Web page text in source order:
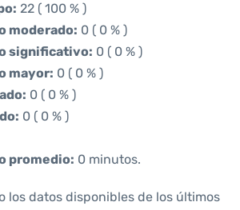
22 ( 100 % )
moderado: 0 ( 0 % )
significativo: 0 ( 0 % )
mayor: 0 ( 0 % )
0 ( 0 % )
0 ( 0 % )
promedio: 0 minutos.
los datos disponibles de los últimos